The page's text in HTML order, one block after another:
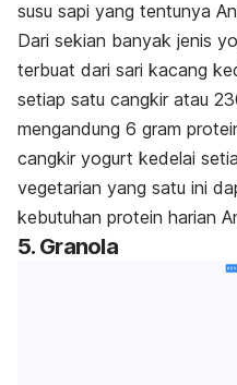
susu sapi yang tentunya
Dari sekian banyak jenis
terbuat dari sari kacang
setiap satu cangkir atau
mengandung 6 gram
cangkir yogurt kedelai
vegetarian yang satu ini
kebutuhan protein harian
5. Granola